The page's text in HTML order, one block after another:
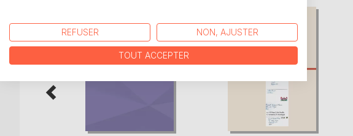
REFUSER NON, AJUSTER
TOUT ACCEPTER